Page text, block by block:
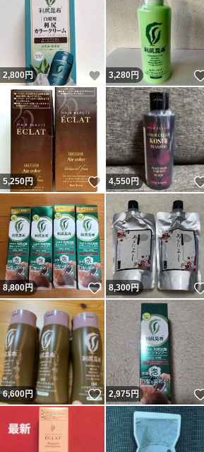
2,800円 いいね！
3,280円
5,250円 いいね！
4,550円
8,800円 いいね！
8,300円
6,600円 いいね！
2,975円